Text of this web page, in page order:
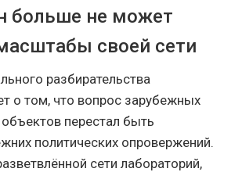
больше не может
своей сети
разбирательства
о том, что вопрос зарубежных
перестал быть
политических опровержений.
сети лабораторий,